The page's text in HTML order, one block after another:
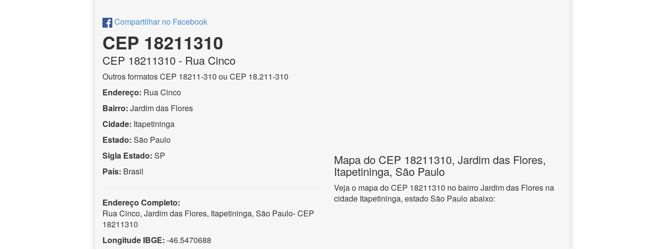
Compartilhar no Facebook
CEP 18211310
CEP 18211310 - Rua Cinco
Outros formatos CEP 18211-310 ou CEP 18.211-310
Endereço: Rua Cinco
Bairro: Jardim das Flores
Cidade: Itapetininga
Estado: São Paulo
Sigla Estado: SP
País: Brasil
Endereço Completo:
Rua Cinco, Jardim das Flores, Itapetininga, São Paulo- CEP
18211310
Longitude IBGE: -46.5470688
Mapa do CEP 18211310, Jardim das Flores,
Itapetininga, São Paulo
Veja o mapa do CEP 18211310 no bairro Jardim das Flores na
cidade Itapetininga, estado São Paulo abaixo: